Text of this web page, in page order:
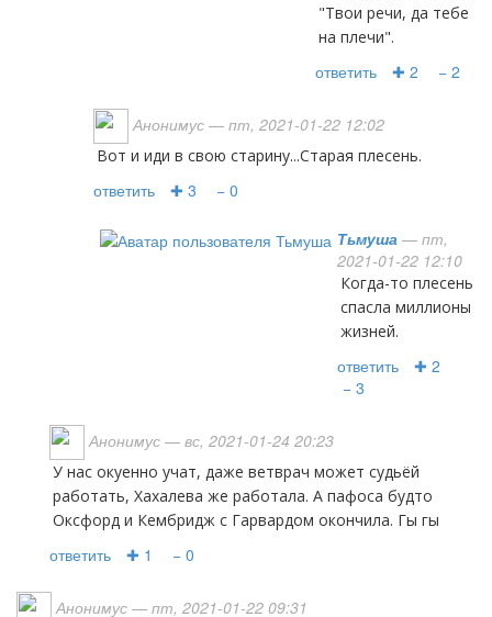
"Твои речи, да тебе
на плечи".
ответить ✚ 2 − 2
Анонимус — пт, 2021-01-22 12:02
Вот и иди в свою старину...Старая плесень.
ответить ✚ 3 − 0
Тьмуша — пт,
2021-01-22 12:10
Когда-то плесень
спасла миллионы
жизней.
ответить
✚ 2
− 3
Анонимус — вс, 2021-01-24 20:23
У нас окуенно учат, даже ветврач может судьёй
работать, Хахалева же работала. А пафоса будто
Оксфорд и Кембридж с Гарвардом окончила. Гы гы
ответить ✚ 1 − 0
Анонимус — пт, 2021-01-22 09:31